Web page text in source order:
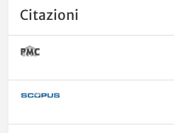
Citazioni